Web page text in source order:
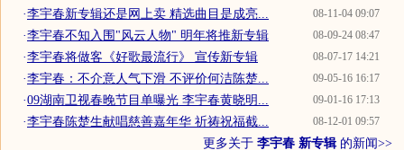
08-11-04 09:07
·李宇春新专辑还是网上卖 精选曲目是成亮...
08-09-24 08:47
·李宇春不知入围"风云人物" 明年将推新专辑
08-07-17 14:21
·李宇春将做客《好歌最流行》 宣传新专辑
09-05-16 16:17
·李宇春：不介意人气下滑 不评价何洁陈楚...
09-01-16 17:13
·09湖南卫视春晚节目单曝光 李宇春黄晓明...
08-12-01 09:57
·李宇春陈楚生献唱慈善嘉年华 祈祷祝福截...
更多关于 李宇春 新专辑的新闻>>